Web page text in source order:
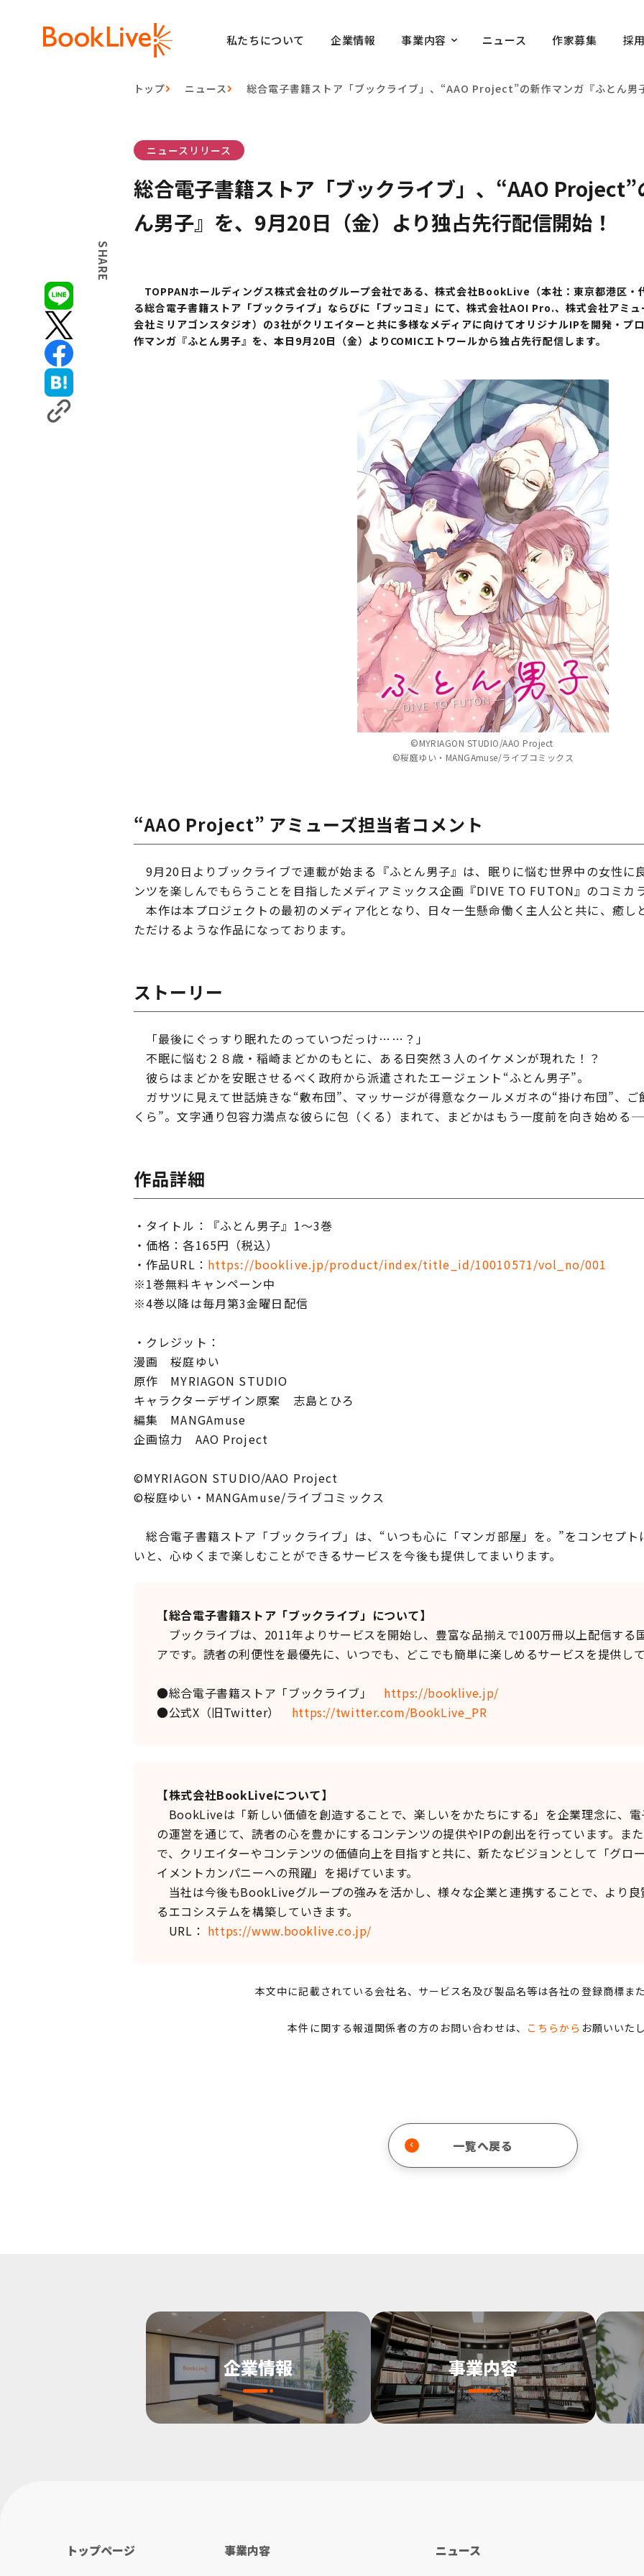
私たちについて 企業情報 事業内容 ニュース 作家募集 採
トップ ニュース 総合電子書籍ストア「ブックライブ」、“AAO Project”の新作マンガ『ふとん男
SHARE
ニュースリリース
総合電子書籍ストア「ブックライブ」、“AAO Project”
ん男子』を、9月20日（金）より独占先行配信開始！
TOPPANホールディングス株式会社のグループ会社である、株式会社BookLive（本社：東京都港区・
る総合電子書籍ストア「ブックライブ」ならびに「ブッコミ」にて、株式会社AOI Pro.、株式会社アミ
会社ミリアゴンスタジオ）の3社がクリエイターと共に多様なメディアに向けてオリジナルIPを開発・
作マンガ『ふとん男子』を、本日9月20日（金）よりCOMICエトワールから独占先行配信します。
©MYRIAGON STUDIO/AAO Project
©桜庭ゆい・MANGAmuse/ライブコミックス
“AAO Project” アミューズ担当者コメント
9月20日よりブックライブで連載が始まる『ふとん男子』は、眠りに悩む世界中の女性に
ンツを楽しんでもらうことを目指したメディアミックス企画『DIVE TO FUTON』のコミカ
本作は本プロジェクトの最初のメディア化となり、日々一生懸命働く主人公と共に、癒し
ただけるような作品になっております。
ストーリー
「最後にぐっすり眠れたのっていつだっけ……？」
不眠に悩む２８歳・稲崎まどかのもとに、ある日突然３人のイケメンが現れた！？
彼らはまどかを安眠させるべく政府から派遣されたエージェント“ふとん男子”。
ガサツに見えて世話焼きな“敷布団”、マッサージが得意なクールメガネの“掛け布団”、ご
くら”。文字通り包容力満点な彼らに包（くる）まれて、まどかはもう一度前を向き始める
作品詳細
・タイトル：『ふとん男子』1～3巻
・価格：各165円（税込）
・作品URL： https://booklive.jp/product/index/title_id/10010571/vol_no/001
※1巻無料キャンペーン中
※4巻以降は毎月第3金曜日配信
・クレジット：
漫画 桜庭ゆい
原作 MYRIAGON STUDIO
キャラクターデザイン原案 志島とひろ
編集 MANGAmuse
企画協力 AAO Project
©MYRIAGON STUDIO/AAO Project
©桜庭ゆい・MANGAmuse/ライブコミックス
総合電子書籍ストア「ブックライブ」は、“いつも心に「マンガ部屋」を。”をコンセプ
いと、心ゆくまで楽しむことができるサービスを今後も提供してまいります。
【総合電子書籍ストア「ブックライブ」について】
ブックライブは、2011年よりサービスを開始し、豊富な品揃えで100万冊以上配信する
アです。読者の利便性を最優先に、いつでも、どこでも簡単に楽しめるサービスを提供して
●総合電子書籍ストア「ブックライブ」 https://booklive.jp/
●公式X（旧Twitter） https://twitter.com/BookLive_PR
【株式会社BookLiveについて】
BookLiveは「新しい価値を創造することで、楽しいをかたちにする」を企業理念に、
の運営を通じて、読者の心を豊かにするコンテンツの提供やIPの創出を行っています。ま
で、クリエイターやコンテンツの価値向上を目指すと共に、新たなビジョンとして「グロ
イメントカンパニーへの飛躍」を掲げています。
当社は今後もBookLiveグループの強みを活かし、様々な企業と連携することで、より
るエコシステムを構築していきます。
URL： https://www.booklive.co.jp/
本文中に記載されている会社名、サービス名及び製品名等は各社の登録商標また
本件に関する報道関係者の方のお問い合わせは、 こちらから お願いいた
一覧へ戻る
企業情報 事業内容
トップページ 事業内容 ニュース